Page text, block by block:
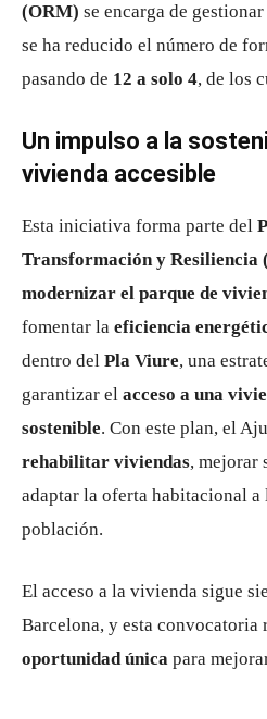
(ORM) se encarga de
se ha reducido el número de
pasando de 12 a solo 4, de los
Un impulso a la
vivienda accesible
Esta iniciativa forma parte del
Transformación y Resiliencia
modernizar el parque de
fomentar la eficiencia
dentro del Pla Viure, una
garantizar el acceso a una
sostenible. Con este plan, el
rehabilitar viviendas, mejorar
adaptar la oferta habitacional a
población.
El acceso a la vivienda sigue
Barcelona, y esta convocatoria
oportunidad única para